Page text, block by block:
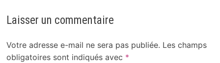
Laisser un commentaire
Votre adresse e-mail ne sera pas publiée. Les champs
obligatoires sont indiqués avec *